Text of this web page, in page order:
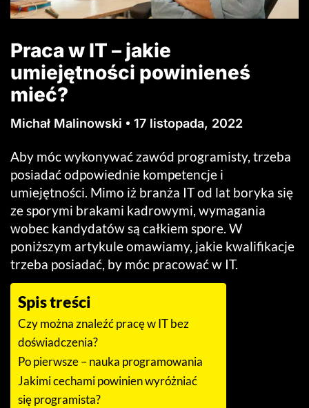
Praca w IT – jakie
umiejętności powinieneś
mieć?
Michał Malinowski 17 listopada, 2022
Aby móc wykonywać zawód programisty, trzeba
posiadać odpowiednie kompetencje i
umiejętności. Mimo iż branża IT od lat boryka się
ze sporymi brakami kadrowymi, wymagania
wobec kandydatów są całkiem spore. W
poniższym artykule omawiamy, jakie kwalifikacje
trzeba posiadać, by móc pracować w IT.
Spis treści
Czy można znaleźć pracę w IT bez
doświadczenia?
Po pierwsze – nauka programowania
Jakimi cechami powinien wyróżniać
się programista?